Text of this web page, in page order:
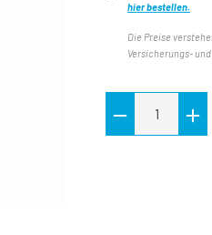
hier bestellen.
Die Preise
Versicherungs-